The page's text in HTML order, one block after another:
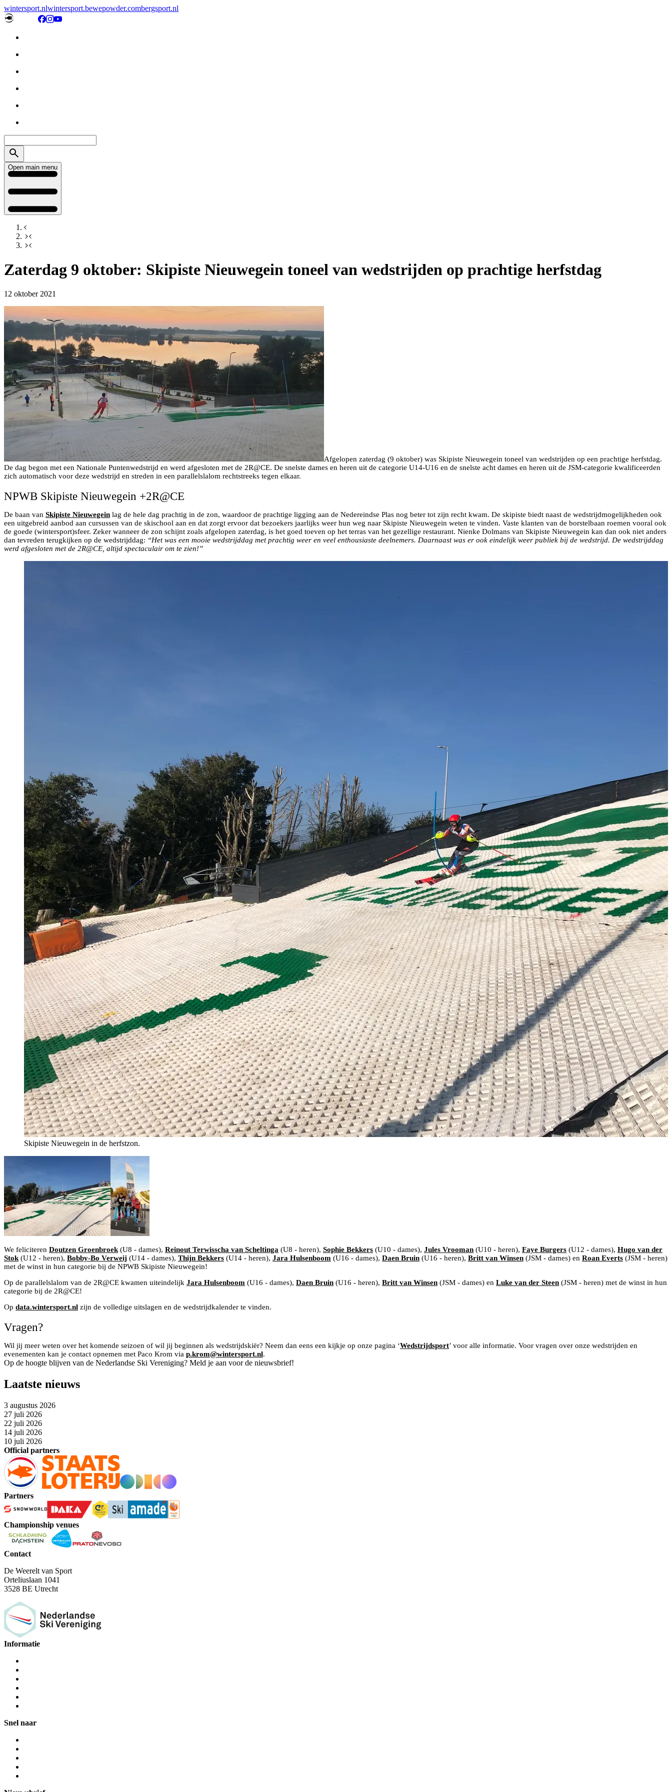
wintersport.nlwintersport.bewepowder.combergsport.nl
Open main menu
Zaterdag 9 oktober: Skipiste Nieuwegein toneel van wedstrijden op prachtige herfstdag
12 oktober 2021
Afgelopen zaterdag (9 oktober) was Skipiste Nieuwegein toneel van wedstrijden op een prachtige herfstdag.
De dag begon met een Nationale Puntenwedstrijd en werd afgesloten met de 2R@CE. De snelste dames en heren uit de categorie U14-U16 en de snelste acht dames en heren uit de JSM-categorie kwalificeerden
zich automatisch voor deze wedstrijd en streden in een parallelslalom rechtstreeks tegen elkaar.
NPWB Skipiste Nieuwegein +2R@CE
De baan van Skipiste Nieuwegein lag de hele dag prachtig in de zon, waardoor de prachtige ligging aan de Nedereindse Plas nog beter tot zijn recht kwam. De skipiste biedt naast de wedstrijdmogelijkheden ook
een uitgebreid aanbod aan cursussen van de skischool aan en dat zorgt ervoor dat bezoekers jaarlijks weer hun weg naar Skipiste Nieuwegein weten te vinden. Vaste klanten van de borstelbaan roemen vooral ook
de goede (wintersport)sfeer. Zeker wanneer de zon schijnt zoals afgelopen zaterdag, is het goed toeven op het terras van het gezellige restaurant. Nienke Dolmans van Skipiste Nieuwegein kan dan ook niet anders
dan tevreden terugkijken op de wedstrijddag: “Het was een mooie wedstrijddag met prachtig weer en veel enthousiaste deelnemers. Daarnaast was er ook eindelijk weer publiek bij de wedstrijd. De wedstrijddag
werd afgesloten met de 2R@CE, altijd spectaculair om te zien!”
Skipiste Nieuwegein in de herfstzon.
We feliciteren Doutzen Groenbroek (U8 - dames), Reinout Terwisscha van Scheltinga (U8 - heren), Sophie Bekkers (U10 - dames), Jules Vrooman (U10 - heren), Faye Burgers (U12 - dames), Hugo van der
Stok (U12 - heren), Bobby-Bo Verweij (U14 - dames), Thijn Bekkers (U14 - heren), Jara Hulsenboom (U16 - dames), Daen Bruin (U16 - heren), Britt van Winsen (JSM - dames) en Roan Everts (JSM - heren)
met de winst in hun categorie bij de NPWB Skipiste Nieuwegein!
Op de parallelslalom van de 2R@CE kwamen uiteindelijk Jara Hulsenboom (U16 - dames), Daen Bruin (U16 - heren), Britt van Winsen (JSM - dames) en Luke van der Steen (JSM - heren) met de winst in hun
categorie bij de 2R@CE!
Op data.wintersport.nl zijn de volledige uitslagen en de wedstrijdkalender te vinden.
Vragen?
Wil jij meer weten over het komende seizoen of wil jij beginnen als wedstrijdskiër? Neem dan eens een kijkje op onze pagina ‘Wedstrijdsport’ voor alle informatie. Voor vragen over onze wedstrijden en
evenementen kan je contact opnemen met Paco Krom via p.krom@wintersport.nl.
Op de hoogte blijven van de Nederlandse Ski Vereniging? Meld je aan voor de nieuwsbrief!
Laatste nieuws
3 augustus 2026
27 juli 2026
22 juli 2026
14 juli 2026
10 juli 2026
Official partners
Partners
Championship venues
Contact
De Weerelt van Sport
Orteliuslaan 1041
3528 BE Utrecht
Informatie
Snel naar